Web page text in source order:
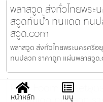
พลาสวูด ส่งทั่วไทยพระ
สวูดกันน้ำ ทนแดด ทน
สวูด.com
พลาสวูด ส่งทั่วไทยพระนครศรี
ทนปลวก ราคาถูก แผ่นพลาสวู
PVC Foam Sheetอุ
หน้าหลัก เมนู